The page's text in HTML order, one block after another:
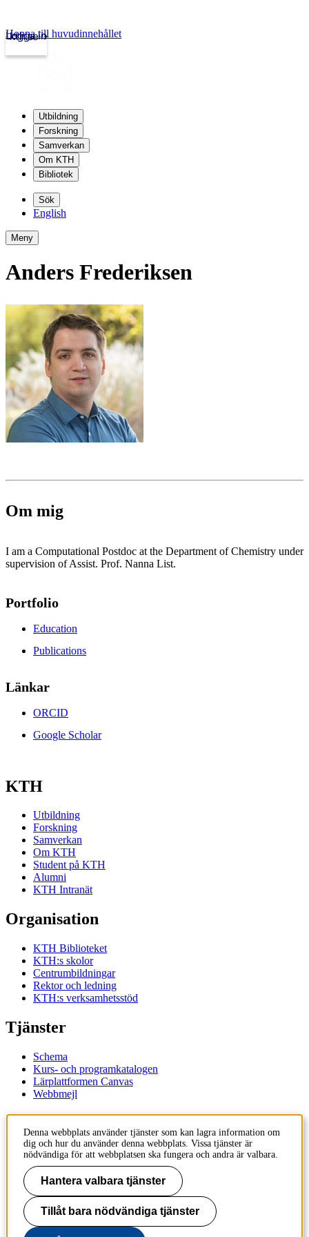
kth.se
Logga in
Hoppa till huvudinnehållet
Utbildning
Forskning
Samverkan
Om KTH
Bibliotek
Sök
English
Meny
Anders Frederiksen
Om mig
I am a Computational Postdoc at the Department of Chemistry under
supervision of Assist. Prof. Nanna List.
Portfolio
Education
Publications
Länkar
ORCID
Google Scholar
KTH
Utbildning
Forskning
Samverkan
Om KTH
Student på KTH
Alumni
KTH Intranät
Organisation
KTH Biblioteket
KTH:s skolor
Centrumbildningar
Rektor och ledning
KTH:s verksamhetsstöd
Tjänster
Schema
Kurs- och programkatalogen
Lärplattformen Canvas
Webbmejl
Kontakt
KTH
100 44 Stockholm
+46 8 790 60 00
Kontakta KTH
Jobba på KTH
Press och media
Denna webbplats använder tjänster som kan lagra information om
dig och hur du använder denna webbplats. Vissa tjänster är
nödvändiga för att webbplatsen ska fungera och andra är valbara.
Hantera valbara tjänster
Tillåt bara nödvändiga tjänster